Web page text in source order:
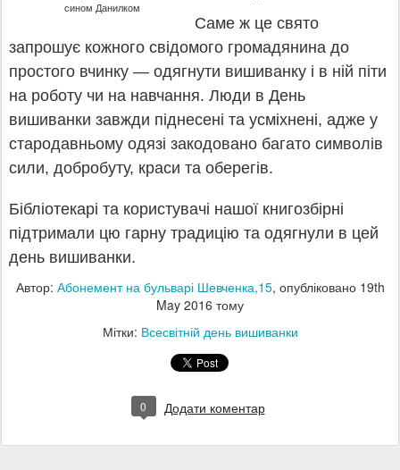
сином Данилком
Саме ж це свято
запрошує кожного свідомого громадянина до
простого вчинку — одягнути вишиванку і в ній піти
на роботу чи на навчання. Люди в День
вишиванки завжди піднесені та усміхнені, адже у
стародавньому одязі закодовано багато символів
сили, добробуту, краси та оберегів.
Бібліотекарі та користувачі нашої книгозбірні
підтримали цю гарну традицію та одягнули в цей
день вишиванки.
Автор: Абонемент на бульварі Шевченка,15, опубліковано 19th
May 2016 тому
Мітки: Всесвітній день вишиванки
0 Додати коментар